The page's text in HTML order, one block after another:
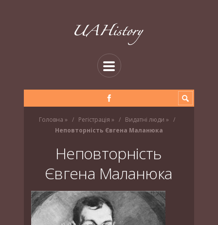
Головна » Регістрація » Видатні люди »
Неповторність Євгена Маланюка
Неповторність
Євгена Маланюка